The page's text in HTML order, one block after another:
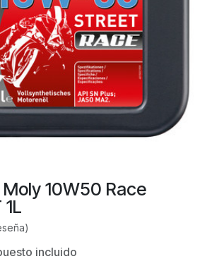
10W50 Race
incluido